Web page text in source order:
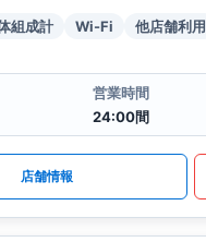
組成計 Wi-Fi 他店舗利用
営業時間
24:00間
店舗情報